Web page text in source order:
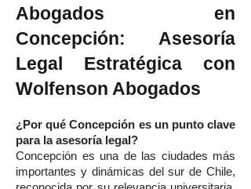
Abogados en
Concepción: Asesoría
Legal Estratégica con
Wolfenson Abogados
¿Por qué Concepción es un punto clave
para la asesoría legal?
Concepción es una de las ciudades más
importantes y dinámicas del sur de Chile,